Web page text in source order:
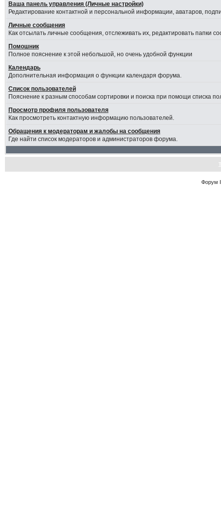
Ваша панель управления (Личные настройки)
Редактирование контактной и персональной информации, аватаров,
Личные сообщения
Как отсылать личные сообщения, отслеживать их, редактировать папки
Помошник
Полное пояснение к этой небольшой, но очень удобной функции
Календарь
Дополнительная информация о функции календаря форума.
Список пользователей
Пояснение к разным способам сортировки и поиска при помощи списка
Просмотр профиля пользователя
Как просмотреть контактную информацию пользователей.
Обращения к модераторам и жалобы на сообщения
Где найти список модераторов и администраторов форума.
Форум